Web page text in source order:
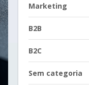
Marketing
B2B
B2C
Sem categoria